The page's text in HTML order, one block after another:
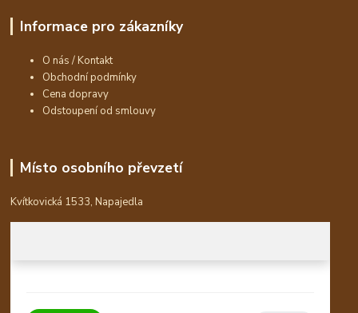
Informace pro zákazníky
O nás / Kontakt
Obchodní podmínky
Cena dopravy
Odstoupení od smlouvy
Místo osobního převzetí
Kvítkovická 1533, Napajedla